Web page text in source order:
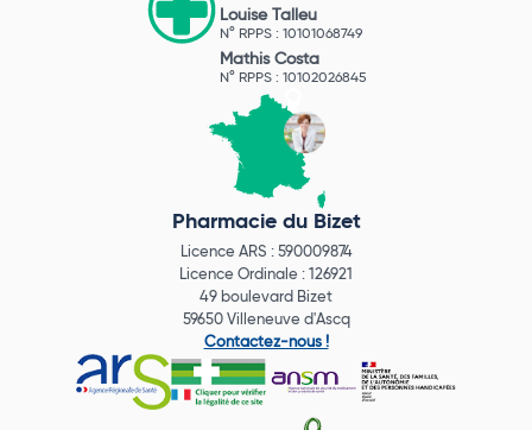
Louise Talleu
N° RPPS : 10101068749
Mathis Costa
N° RPPS : 10102026845
Pharmacie du Bizet
Licence ARS : 590009874
Licence Ordinale : 126921
49 boulevard Bizet
59650 Villeneuve d'Ascq
Contactez-nous !